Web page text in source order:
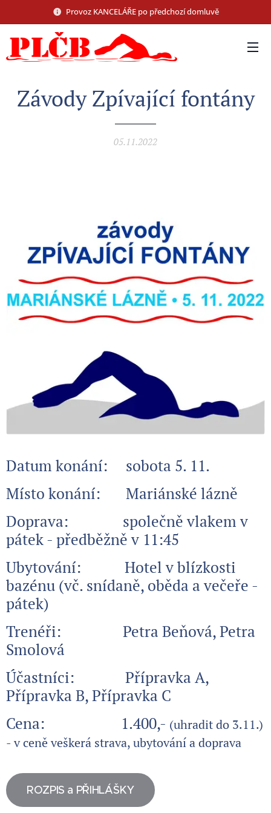
Provoz KANCELÁŘE po předchozí domluvě
Závody Zpívající fontány
05.11.2022
Datum konání: sobota 5. 11.
Místo konání: Mariánské lázně
Doprava: společně vlakem v
pátek - předběžně v 11:45
Ubytování: Hotel v blízkosti
bazénu (vč. snídaně, oběda a večeře -
pátek)
Trenéři: Petra Beňová, Petra
Smolová
Účastníci: Přípravka A,
Přípravka B, Přípravka C
Cena: 1.400,- (uhradit do 3.11.)
- v ceně veškerá strava, ubytování a doprava
ROZPIS a PŘIHLÁŠKY